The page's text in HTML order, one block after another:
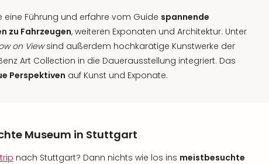
eine Führung und erfahre vom Guide spannende
zu Fahrzeugen, weiteren Exponaten und Architektur. Unter
on Viewsind außerdem hochkarätige Kunstwerke der
Art Collection in die Dauerausstellung integriert. Das
Perspektiven auf Kunst und Exponate.
Museum in Stuttgart
nach Stuttgart? Dann nichts wie los ins meistbesuchte